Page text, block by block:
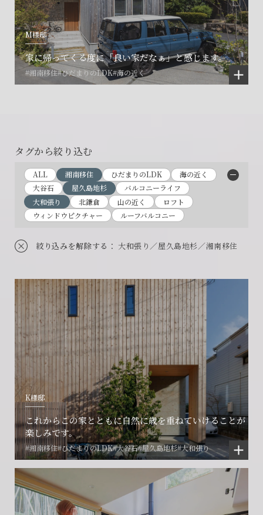
M様邸
家に帰ってくる度に「良い家だなぁ」と感じます。
#湘南移住#ひだまりのLDK#海の近く
タグから絞り込む
ALL 湘南移住 ひだまりのLDK
海の近く
大谷石
屋久島地杉
バルコニーライフ
大和張り
北鎌倉 山の近く
ロフト
ウィンドウピクチャー
ルーフバルコニー
絞り込みを解除する ： 大和張り／屋久島地杉／湘南移住
K様邸
これからこの家とともに自然に歳を重ねていけることが
楽しみです。
#湘南移住#ひだまりのLDK#大谷石#屋久島地杉#大和張り